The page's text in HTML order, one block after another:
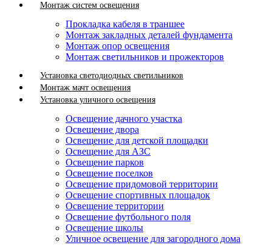
Монтаж систем освещения
Прокладка кабеля в траншее
Монтаж закладных деталей фундамента
Монтаж опор освещения
Монтаж светильников и прожекторов
Установка светодиодных светильников
Монтаж мачт освещения
Установка уличного освещения
Освещение дачного участка
Освещение двора
Освещение для детской площадки
Освещение для АЗС
Освещение парков
Освещение поселков
Освещение придомовой территории
Освещение спортивных площадок
Освещение территории
Освещение футбольного поля
Освещение школы
Уличное освещение для загородного дома